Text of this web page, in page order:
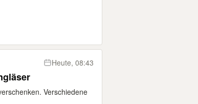
Heute, 08:43
Verschiedene